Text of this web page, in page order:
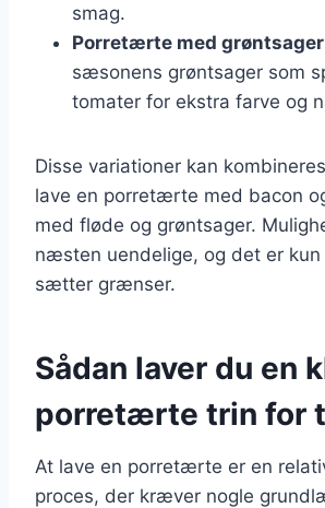
smag.
Porretærte med grøntsager
sæsonens grøntsager som
tomater for ekstra farve og
Disse variationer kan
lave en porretærte med bacon
med fløde og grøntsager.
næsten uendelige, og det er
sætter grænser.
Sådan laver du en
porretærte trin for
At lave en porretærte er en
proces, der kræver nogle